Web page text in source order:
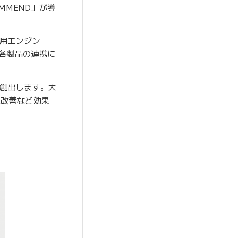
」が導
エンジン
製品の連携に
出します。大
善など効果